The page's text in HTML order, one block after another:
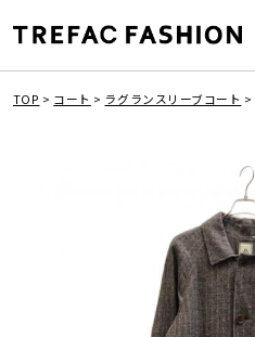
TOP > コート > ラグランスリーブコート >